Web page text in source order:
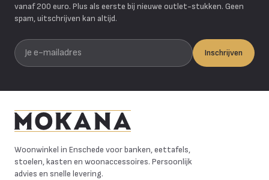
vanaf 200 euro. Plus als eerste bij nieuwe outlet-stukken. Geen
spam, uitschrijven kan altijd.
Je e-mailadres
Inschrijven
Woonwinkel in Enschede voor banken, eettafels,
stoelen, kasten en woonaccessoires. Persoonlijk
advies en snelle levering.